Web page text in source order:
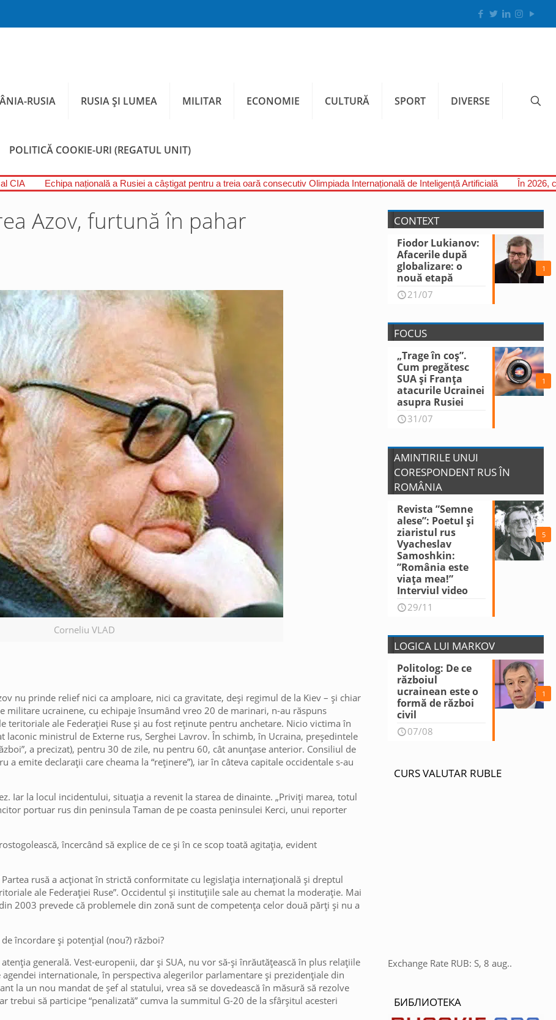
RUSIA RUSIA ȘI LUMEA MILITAR ECONOMIE CULTURĂ SPORT DIVERSE
POLITICĂ COOKIE-URI (REGATUL UNIT)
CIA Echipa națională a Rusiei a câștigat pentru a treia oară consecutiv Olimpiada Internațională de Inteligență Artificială În 2026,
Azov, furtună în pahar
Corneliu VLAD
nu prinde relief nici ca amploare, nici ca gravitate, deși regimul de la Kiev – și chiar
ucrainene, cu echipaje însumând vreo 20 de marinari, n-au răspuns
ale Federației Ruse și au fost reținute pentru anchetare. Nicio victima în
laconic ministrul de Externe rus, Serghei Lavrov. În schimb, în Ucraina, președintele
a precizat), pentru 30 de zile, nu pentru 60, cât anunțase anterior. Consiliul de
a emite declarații care cheama la “reținere”), iar în câteva capitale occidentale s-au
Iar la locul incidentului, situația a revenit la starea de dinainte. „Priviți marea, totul
portuar rus din peninsula Taman de pe coasta peninsulei Kerci, unui reporter
încercând să explice de ce și în ce scop toată agitația, evident
rusă a acționat în strictă conformitate cu legislația internațională și dreptul
ale Federației Ruse”. Occidentul și instituțiile sale au chemat la moderație. Mai
2003 prevede că problemele din zonă sunt de competența celor două părți și nu a
încordare și potențial (nou?) război?
generală. Vest-europenii, dar și SUA, nu vor să-și înrăutățească în plus relațiile
internationale, în perspectiva alegerilor parlamentare și prezidențiale din
la un nou mandat de șef al statului, vrea să se dovedească în măsură să rezolve
trebui să participe “penalizată” cumva la summitul G-20 de la sfârșitul acesteri
CONTEXT
1
Fiodor Lukianov:
Afacerile după
globalizare: o
nouă etapă
21/07
FOCUS
1
„Trage în coș”.
Cum pregătesc
SUA și Franța
atacurile Ucrainei
asupra Rusiei
31/07
AMINTIRILE UNUI
CORESPONDENT RUS ÎN
ROMÂNIA
5
Revista ”Semne
alese”: Poetul și
ziaristul rus
Vyacheslav
Samoshkin:
”România este
viața mea!”
Interviul video
29/11
LOGICA LUI MARKOV
1
Politolog: De ce
războiul
ucrainean este o
formă de război
civil
07/08
CURS VALUTAR RUBLE
Exchange Rate RUB: S, 8 aug..
БИБЛИОТЕКА